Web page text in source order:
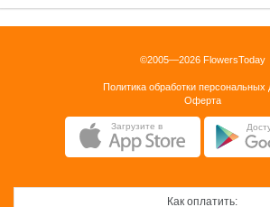
коробка 40см
ОК
©2005—2026 FlowersToday
Политика обработки персональных
Оферта
Загрузите в
Как оплатить: